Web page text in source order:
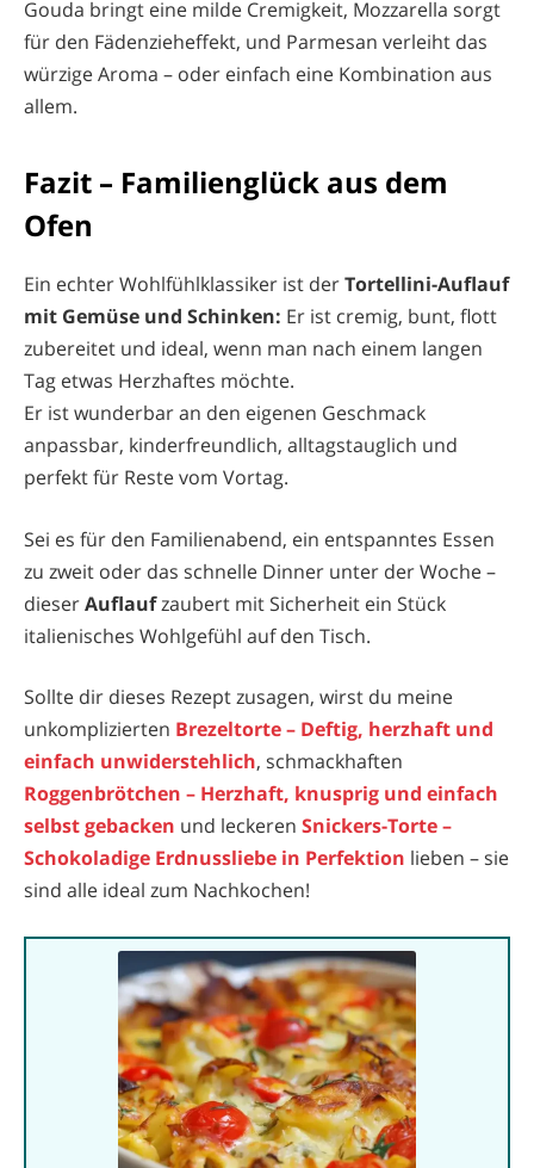
Gouda bringt eine milde Cremigkeit, Mozzarella sorgt
für den Fädenzieheffekt, und Parmesan verleiht das
würzige Aroma – oder einfach eine Kombination aus
allem.
Fazit – Familienglück aus dem
Ofen
Ein echter Wohlfühlklassiker ist derTortellini-Auflauf
mit Gemüse und Schinken: Er ist cremig, bunt, flott
zubereitet und ideal, wenn man nach einem langen
Tag etwas Herzhaftes möchte.
Er ist wunderbar an den eigenen Geschmack
anpassbar, kinderfreundlich, alltagstauglich und
perfekt für Reste vom Vortag.
Sei es für den Familienabend, ein entspanntes Essen
zu zweit oder das schnelle Dinner unter der Woche –
dieserAuflaufzaubert mit Sicherheit ein Stück
italienisches Wohlgefühl auf den Tisch.
Sollte dir dieses Rezept zusagen, wirst du meine
unkomplizierten Brezeltorte – Deftig, herzhaft und
einfach unwiderstehlich, schmackhaften
Roggenbrötchen – Herzhaft, knusprig und einfach
selbst gebacken und leckeren Snickers-Torte –
Schokoladige Erdnussliebe in Perfektion lieben – sie
sind alle ideal zum Nachkochen!